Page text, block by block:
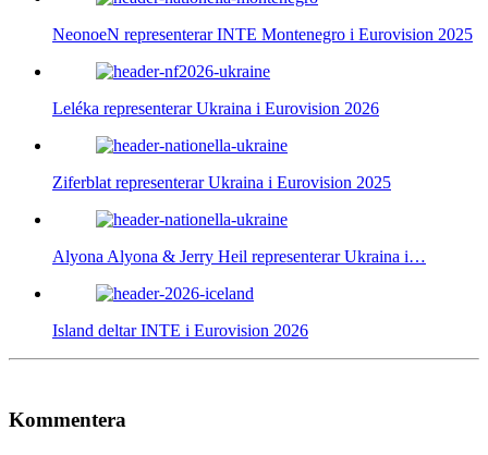
NeonoeN representerar INTE Montenegro i Eurovision 2025
Leléka representerar Ukraina i Eurovision 2026
Ziferblat representerar Ukraina i Eurovision 2025
Alyona Alyona & Jerry Heil representerar Ukraina i…
Island deltar INTE i Eurovision 2026
Kommentera